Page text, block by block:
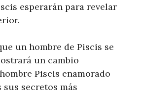
esperarán para revelar
un hombre de Piscis se
un cambio
Piscis enamorado
secretos más